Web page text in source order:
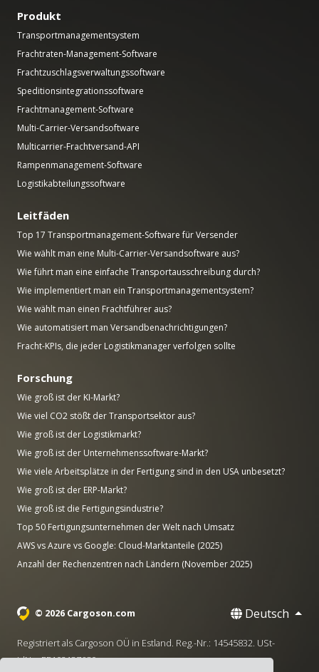
Produkt
Transportmanagementsystem
Frachtraten-Management-Software
Frachtzuschlagsverwaltungssoftware
Speditionsintegrationssoftware
Frachtmanagement-Software
Multi-Carrier-Versandsoftware
Multicarrier-Frachtversand-API
Rampenmanagement-Software
Logistikabteilungssoftware
Leitfäden
Top 17 Transportmanagement-Software für Versender
Wie wählt man eine Multi-Carrier-Versandsoftware aus?
Wie führt man eine einfache Transportausschreibung durch?
Wie implementiert man ein Transportmanagementsystem?
Wie wählt man einen Frachtführer aus?
Wie automatisiert man Versandbenachrichtigungen?
Fracht-KPIs, die jeder Logistikmanager verfolgen sollte
Forschung
Wie groß ist der KI-Markt?
Wie viel CO2 stößt der Transportsektor aus?
Wie groß ist der Logistikmarkt?
Wie groß ist der Unternehmenssoftware-Markt?
Wie viele Arbeitsplätze in der Fertigung sind in den USA unbesetzt?
Wie groß ist der ERP-Markt?
Wie groß ist die Fertigungsindustrie?
Top 50 Fertigungsunternehmen der Welt nach Umsatz
AWS vs Azure vs Google: Cloud-Marktanteile (2025)
Anzahl der Rechenzentren nach Ländern (November 2025)
© 2026 Cargoson.com Deutsch
Registriert als Cargoson OÜ in Estland. Reg.-Nr.: 14545832. USt-
IdNr.: EE102137680.